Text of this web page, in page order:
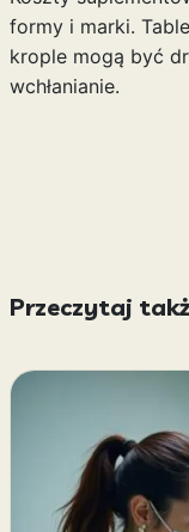
formy i marki.
krople mogą być
wchłanianie.
Przeczytaj